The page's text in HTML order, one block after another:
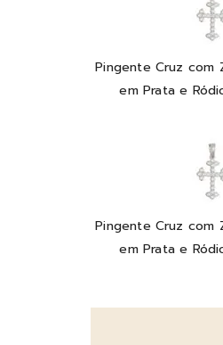
Pingente Cruz com
em Prata e
Pingente Cruz com
em Prata e